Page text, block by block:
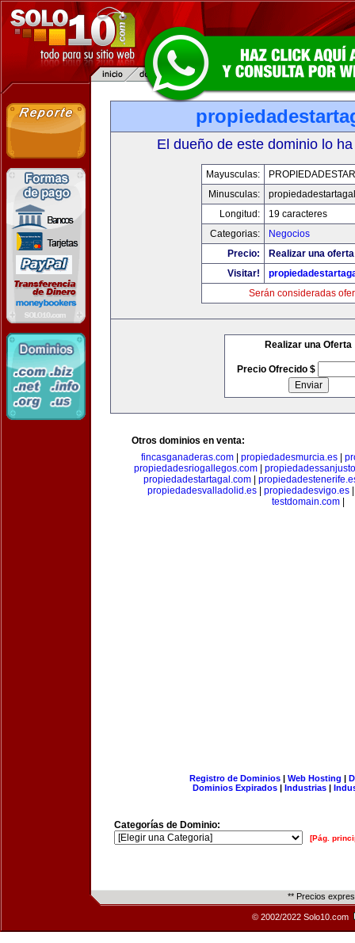
El dueño de este dominio lo
Mayusculas:
Minusculas:
Longitud:
19 caracteres
Categorias:
Negocios
Precio:
Realizar una
Visitar!
Serán consideradas
Realizar una Oferta
Precio Ofrecido $
Otros dominios en venta:
fincasganaderas.com
propiedadesmurcia.es
propiedadesriogallegos.com|
propiedadestartagal.com|
propiedadesvalladolid.es
propiedadesvigo.es
testdomain.com
Registro de Dominios| Web Hosting |
Dominios Expirados | Industrias |
Categorías de Dominio:
[Pág.
** Precios
© 2002/2022 Solo10.com